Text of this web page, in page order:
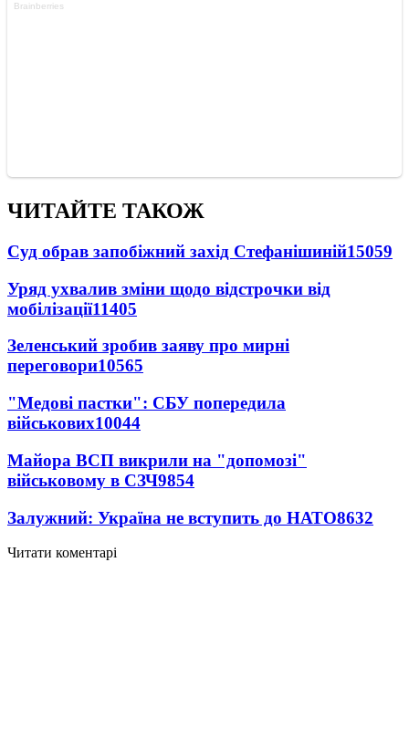
ЧИТАЙТЕ ТАКОЖ
Суд обрав запобіжний захід Стефанішиній15059
Уряд ухвалив зміни щодо відстрочки від
мобілізації11405
Зеленський зробив заяву про мирні
переговори10565
"Медові пастки": СБУ попередила
військових10044
Майора ВСП викрили на "допомозі"
військовому в СЗЧ9854
Залужний: Україна не вступить до НАТО8632
Читати коментарі